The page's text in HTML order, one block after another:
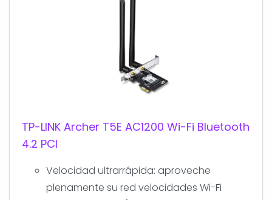
TP-LINK Archer T5E AC1200 Wi-Fi Bluetooth
4.2 PCI
Velocidad ultrarrápida: aproveche
plenamente su red velocidades Wi-Fi